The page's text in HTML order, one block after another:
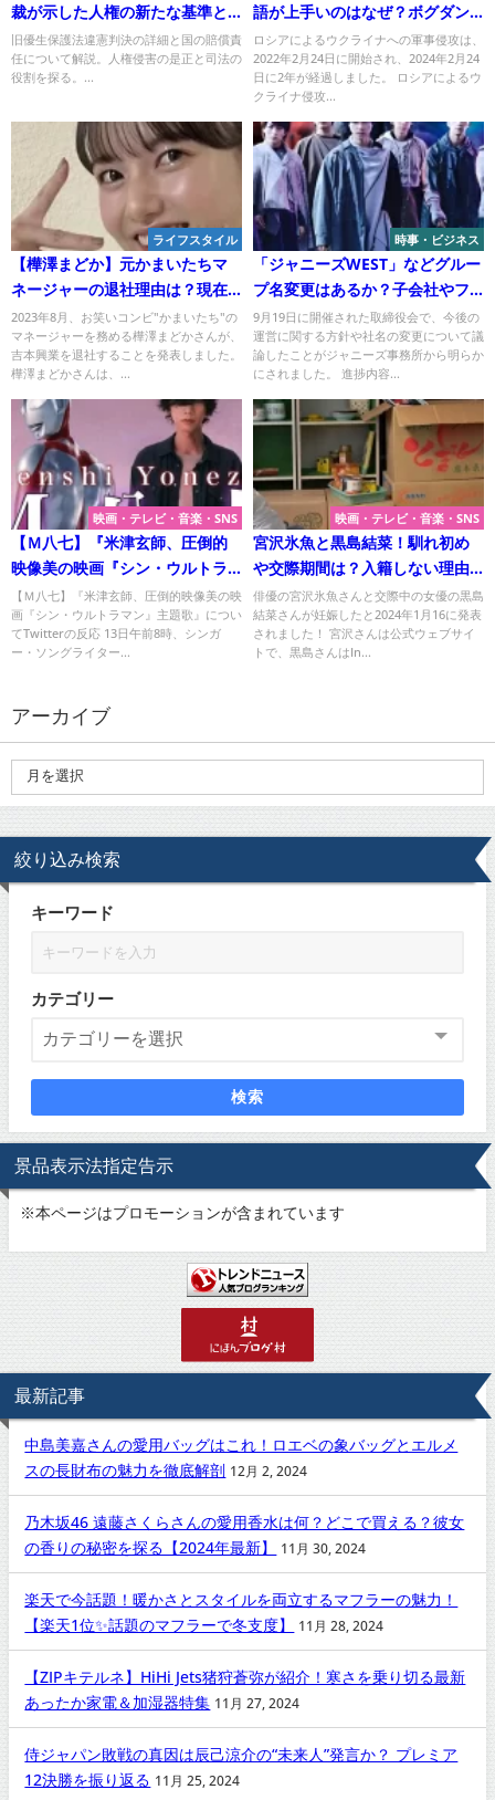
裁が示した人権の新たな基準と
国の賠償責任
旧優生保護法違憲判決の詳細と国の賠償責
任について解説。人権侵害の是正と司法の
役割を探る。...
語が上手いのはなぜ？ボグダン
のプロフや経歴の秘密！
ロシアによるウクライナへの軍事侵攻は、
2022年2月24日に開始され、2024年2月24
日に2年が経過しました。 ロシアによるウ
クライナ侵攻...
ライフスタイル
【樺澤まどか】元かまいたちマ
ネージャーの退社理由は？現在
は何を？
2023年8月、お笑いコンビ"かまいたち"の
マネージャーを務める樺澤まどかさんが、
吉本興業を退社することを発表しました。
樺澤まどかさんは、...
時事・ビジネス
「ジャニーズWEST」などグルー
プ名変更はあるか？子会社やフ
ァンクラブ変更の可能性も？＜
ジャニーズ社名変更＞
9月19日に開催された取締役会で、今後の
運営に関する方針や社名の変更について議
論したことがジャニーズ事務所から明らか
にされました。 進捗内容...
映画・テレビ・音楽・SNS
【Ｍ八七】『米津玄師、圧倒的
映像美の映画『シン・ウルトラ
マン』主題歌』について
【Ｍ八七】『米津玄師、圧倒的映像美の映
画『シン・ウルトラマン』主題歌』につい
てTwitterの反応 13日午前8時、シンガ
ー・ソングライター...
映画・テレビ・音楽・SNS
宮沢氷魚と黒島結菜！馴れ初め
や交際期間は？入籍しない理由
は？
俳優の宮沢氷魚さんと交際中の女優の黒島
結菜さんが妊娠したと2024年1月16に発表
されました！ 宮沢さんは公式ウェブサイ
トで、黒島さんはIn...
アーカイブ
絞り込み検索
キーワード
カテゴリー
検索
景品表示法指定告示
※本ページはプロモーションが含まれています
最新記事
中島美嘉さんの愛用バッグはこれ！ロエベの象バッグとエルメ
スの長財布の魅力を徹底解剖 12月 2, 2024
乃木坂46 遠藤さくらさんの愛用香水は何？どこで買える？彼女
の香りの秘密を探る【2024年最新】
11月 30, 2024
楽天で今話題！暖かさとスタイルを両立するマフラーの魅力！
【楽天1位✨話題のマフラーで冬支度】
11月 28, 2024
【ZIPキテルネ】HiHi Jets猪狩蒼弥が紹介！寒さを乗り切る最新
あったか家電＆加湿器特集 11月 27, 2024
侍ジャパン敗戦の真因は辰己涼介の“未来人”発言か？ プレミア
12決勝を振り返る 11月 25, 2024